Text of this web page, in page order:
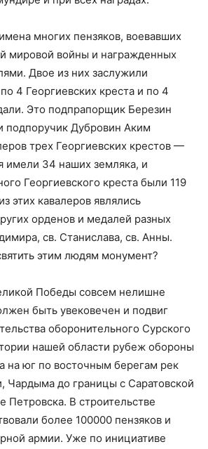
многих пензяков, воевавших
мировой войны и награжденных
Двое из них заслужили
4 Георгиевских креста и по 4
Это подпрапорщик Березин
подпоручик Дубровин Аким
трех Георгиевских крестов —
имели 34 наших земляка, и
Георгиевского креста были 119
этих кавалеров являлись
орденов и медалей разных
св. Станислава, св. Анны.
этим людям монумент?
Победы совсем нелишне
быть увековечен и подвиг
оборонительного Сурского
нашей области рубеж обороны
на юг по восточным берегам рек
Чардыма до границы с Саратовской
Петровска. В строительстве
более 100000 пензяков и
армии. Уже по инициативе